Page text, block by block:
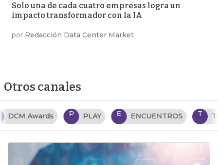
Solo una de cada cuatro empresas logra un
impacto transformador con la IA
por Redacción Data Center Market
Otros canales
P PLAY E ENCUENTROS T TENDENCIAS TI